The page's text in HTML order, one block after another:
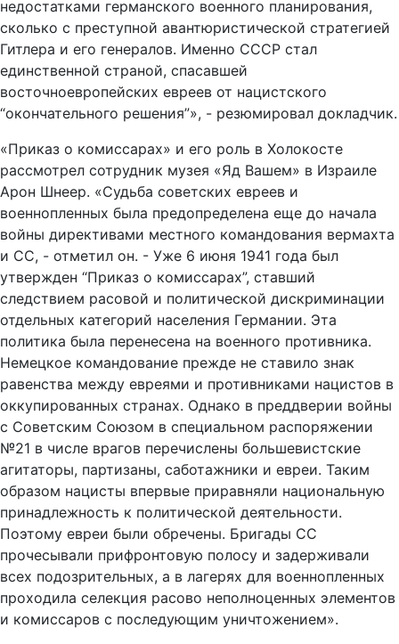
недостатками германского военного планирования,
сколько с преступной авантюристической стратегией
Гитлера и его генералов. Именно СССР стал
единственной страной, спасавшей
восточноевропейских евреев от нацистского
“окончательного решения”», - резюмировал докладчик.
«Приказ о комиссарах» и его роль в Холокосте
рассмотрел сотрудник музея «Яд Вашем» в Израиле
Арон Шнеер. «Судьба советских евреев и
военнопленных была предопределена еще до начала
войны директивами местного командования вермахта
и СС, - отметил он. - Уже 6 июня 1941 года был
утвержден “Приказ о комиссарах”, ставший
следствием расовой и политической дискриминации
отдельных категорий населения Германии. Эта
политика была перенесена на военного противника.
Немецкое командование прежде не ставило знак
равенства между евреями и противниками нацистов в
оккупированных странах. Однако в преддверии войны
с Советским Союзом в специальном распоряжении
№21 в числе врагов перечислены большевистские
агитаторы, партизаны, саботажники и евреи. Таким
образом нацисты впервые приравняли национальную
принадлежность к политической деятельности.
Поэтому евреи были обречены. Бригады СС
прочесывали прифронтовую полосу и задерживали
всех подозрительных, а в лагерях для военнопленных
проходила селекция расово неполноценных элементов
и комиссаров с последующим уничтожением».